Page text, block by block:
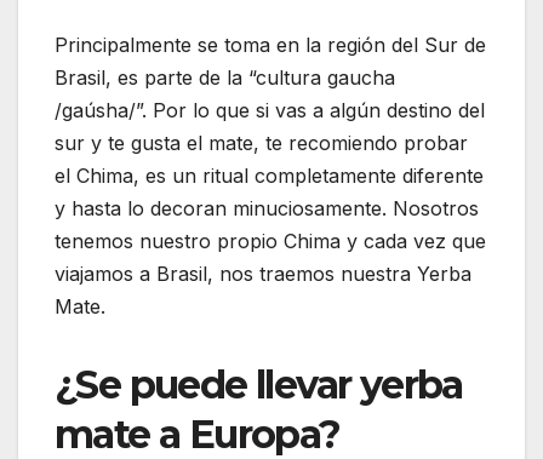
Principalmente se toma en la región del Sur de
Brasil, es parte de la “cultura gaucha
/gaúsha/”. Por lo que si vas a algún destino del
sur y te gusta el mate, te recomiendo probar
el Chima, es un ritual completamente diferente
y hasta lo decoran minuciosamente. Nosotros
tenemos nuestro propio Chima y cada vez que
viajamos a Brasil, nos traemos nuestra Yerba
Mate.
¿Se puede llevar yerba
mate a Europa?